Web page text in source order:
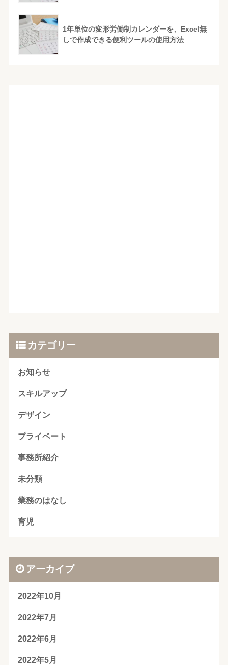
1年単位の変形労働制カレンダーを、Excel無
しで作成できる便利ツールの使用方法
カテゴリー
お知らせ
スキルアップ
デザイン
プライベート
事務所紹介
未分類
業務のはなし
育児
アーカイブ
2022年10月
2022年7月
2022年6月
2022年5月